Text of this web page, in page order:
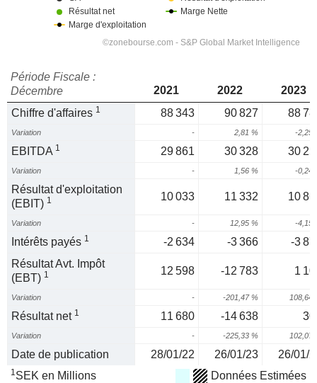
Période Fiscale :
Décembre
2021 2022
2023
Chiffre d'affaires 1 88 343 90 827 88
Variation - 2,81 % -2,25
EBITDA 1 29 861 30 328 30
Variation - 1,56 % -0,24
Résultat d'exploitation
(EBIT) 1 10 033 11 332 10
Variation - 12,95 % -4,15
Intérêts payés 1 -2 634 -3 366
-3
Résultat Avt. Impôt
(EBT) 1 12 598 -12 783 1
Variation - -201,47 % 108,64
Résultat net 1 11 680 -14 638
Variation - -225,33 % 102,07
Date de publication 28/01/22 26/01/23 26/01/
1SEK en Millions Données Estimées